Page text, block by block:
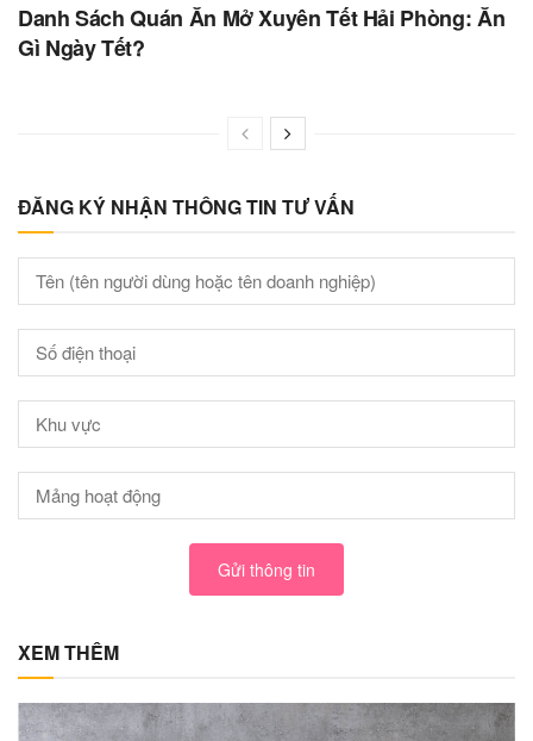
Danh Sách Quán Ăn Mở Xuyên Tết Hải Phòng: Ăn
Gì Ngày Tết?
ĐĂNG KÝ NHẬN THÔNG TIN TƯ VẤN
Gửi thông tin
XEM THÊM